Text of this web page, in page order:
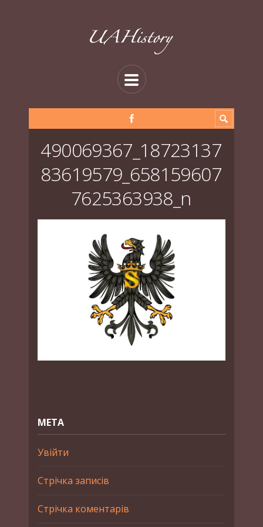
490069367_18723137
83619579_658159607
7625363938_n
МЕТА
Увійти
Стрічка записів
Стрічка коментарів